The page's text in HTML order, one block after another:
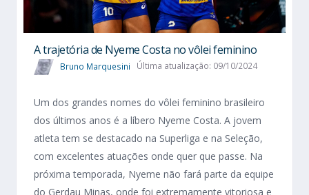
A trajetória de Nyeme Costa no vôlei feminino
Bruno Marquesini Última atualização: 09/10/2024
Um dos grandes nomes do vôlei feminino brasileiro
dos últimos anos é a líbero Nyeme Costa. A jovem
atleta tem se destacado na Superliga e na Seleção,
com excelentes atuações onde quer que passe. Na
próxima temporada, Nyeme não fará parte da equipe
do Gerdau Minas, onde foi extremamente vitoriosa e